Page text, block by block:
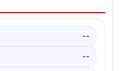
Sahne Oldu
bir kafede çalışan…
--
--